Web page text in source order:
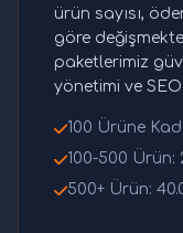
ürün sayısı,
göre
paketlerimiz
yönetimi ve
100 Ürüne
100-500 Ürün:
500+ Ürün: